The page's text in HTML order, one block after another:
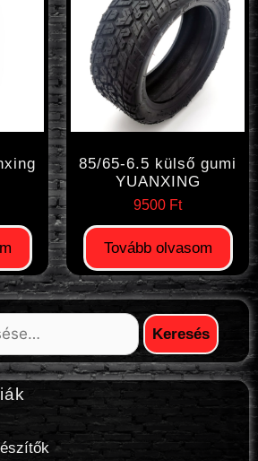
85/65-6.5 külső gumi
YUANXING
9500 Ft
Tovább olvasom
Keresés